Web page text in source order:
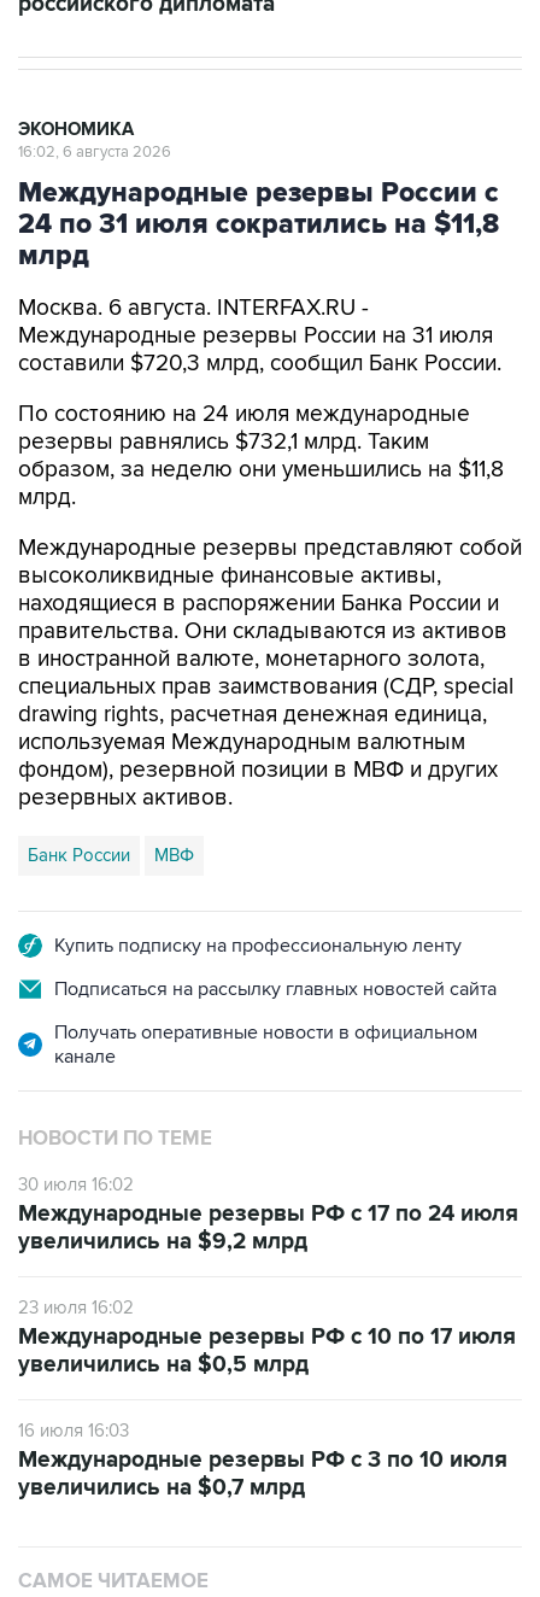
ЭКОНОМИКА
16:02, 6 августа 2026
Международные резервы России с
24 по 31 июля сократились на $11,8
млрд
Москва. 6 августа. INTERFAX.RU -
Международные резервы России на 31 июля
составили $720,3 млрд, сообщил Банк России.
По состоянию на 24 июля международные
резервы равнялись $732,1 млрд. Таким
образом, за неделю они уменьшились на $11,8
млрд.
Международные резервы представляют собой
высоколиквидные финансовые активы,
находящиеся в распоряжении Банка России и
правительства. Они складываются из активов
в иностранной валюте, монетарного золота,
специальных прав заимствования (СДР, special
drawing rights, расчетная денежная единица,
используемая Международным валютным
фондом), резервной позиции в МВФ и других
резервных активов.
Банк России МВФ
Купить подписку на профессиональную ленту
Подписаться на рассылку главных новостей сайта
Получать оперативные новости в официальном
канале
НОВОСТИ ПО ТЕМЕ
30 июля 16:02
Международные резервы РФ с 17 по 24 июля
увеличились на $9,2 млрд
23 июля 16:02
Международные резервы РФ с 10 по 17 июля
увеличились на $0,5 млрд
16 июля 16:03
Международные резервы РФ с 3 по 10 июля
увеличились на $0,7 млрд
САМОЕ ЧИТАЕМОЕ